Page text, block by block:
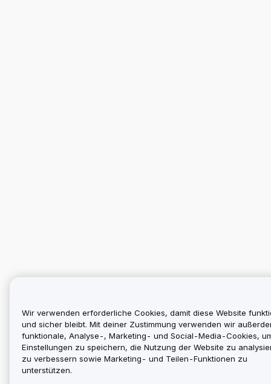
Wir verwenden erforderliche Cookies, damit diese Website
und sicher bleibt. Mit deiner Zustimmung verwenden wir
funktionale, Analyse-, Marketing- und Social-Media-Cookies,
Einstellungen zu speichern, die Nutzung der Website zu
zu verbessern sowie Marketing- und Teilen-Funktionen zu
unterstützen.